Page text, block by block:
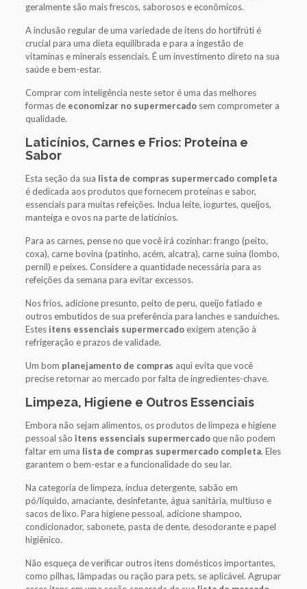
geralmente são mais frescos, saborosos e econômicos.
A inclusão regular de uma variedade de itens do hortifrúti é
crucial para uma dieta equilibrada e para a ingestão de
vitaminas e minerais essenciais. É um investimento direto na sua
saúde e bem-estar.
Comprar com inteligência neste setor é uma das melhores
formas de economizar no supermercadosem comprometer a
qualidade.
Laticínios, Carnes e Frios: Proteína e
Sabor
Esta seção da sua lista de compras supermercado completa
é dedicada aos produtos que fornecem proteínas e sabor,
essenciais para muitas refeições. Inclua leite, iogurtes, queijos,
manteiga e ovos na parte de laticínios.
Para as carnes, pense no que você irá cozinhar: frango (peito,
coxa), carne bovina (patinho, acém, alcatra), carne suína (lombo,
pernil) e peixes. Considere a quantidade necessária para as
refeições da semana para evitar excessos.
Nos frios, adicione presunto, peito de peru, queijo fatiado e
outros embutidos de sua preferência para lanches e sanduíches.
Estes itens essenciais supermercadoexigem atenção à
refrigeração e prazos de validade.
Um bom planejamento de compras aqui evita que você
precise retornar ao mercado por falta de ingredientes-chave.
Limpeza, Higiene e Outros Essenciais
Embora não sejam alimentos, os produtos de limpeza e higiene
pessoal são itens essenciais supermercadoque não podem
faltar em uma lista de compras supermercado completa. Eles
garantem o bem-estar e a funcionalidade do seu lar.
Na categoria de limpeza, inclua detergente, sabão em
pó/líquido, amaciante, desinfetante, água sanitária, multiuso e
sacos de lixo. Para higiene pessoal, adicione shampoo,
condicionador, sabonete, pasta de dente, desodorante e papel
higiênico.
Não esqueça de verificar outros itens domésticos importantes,
como pilhas, lâmpadas ou ração para pets, se aplicável. Agrupar